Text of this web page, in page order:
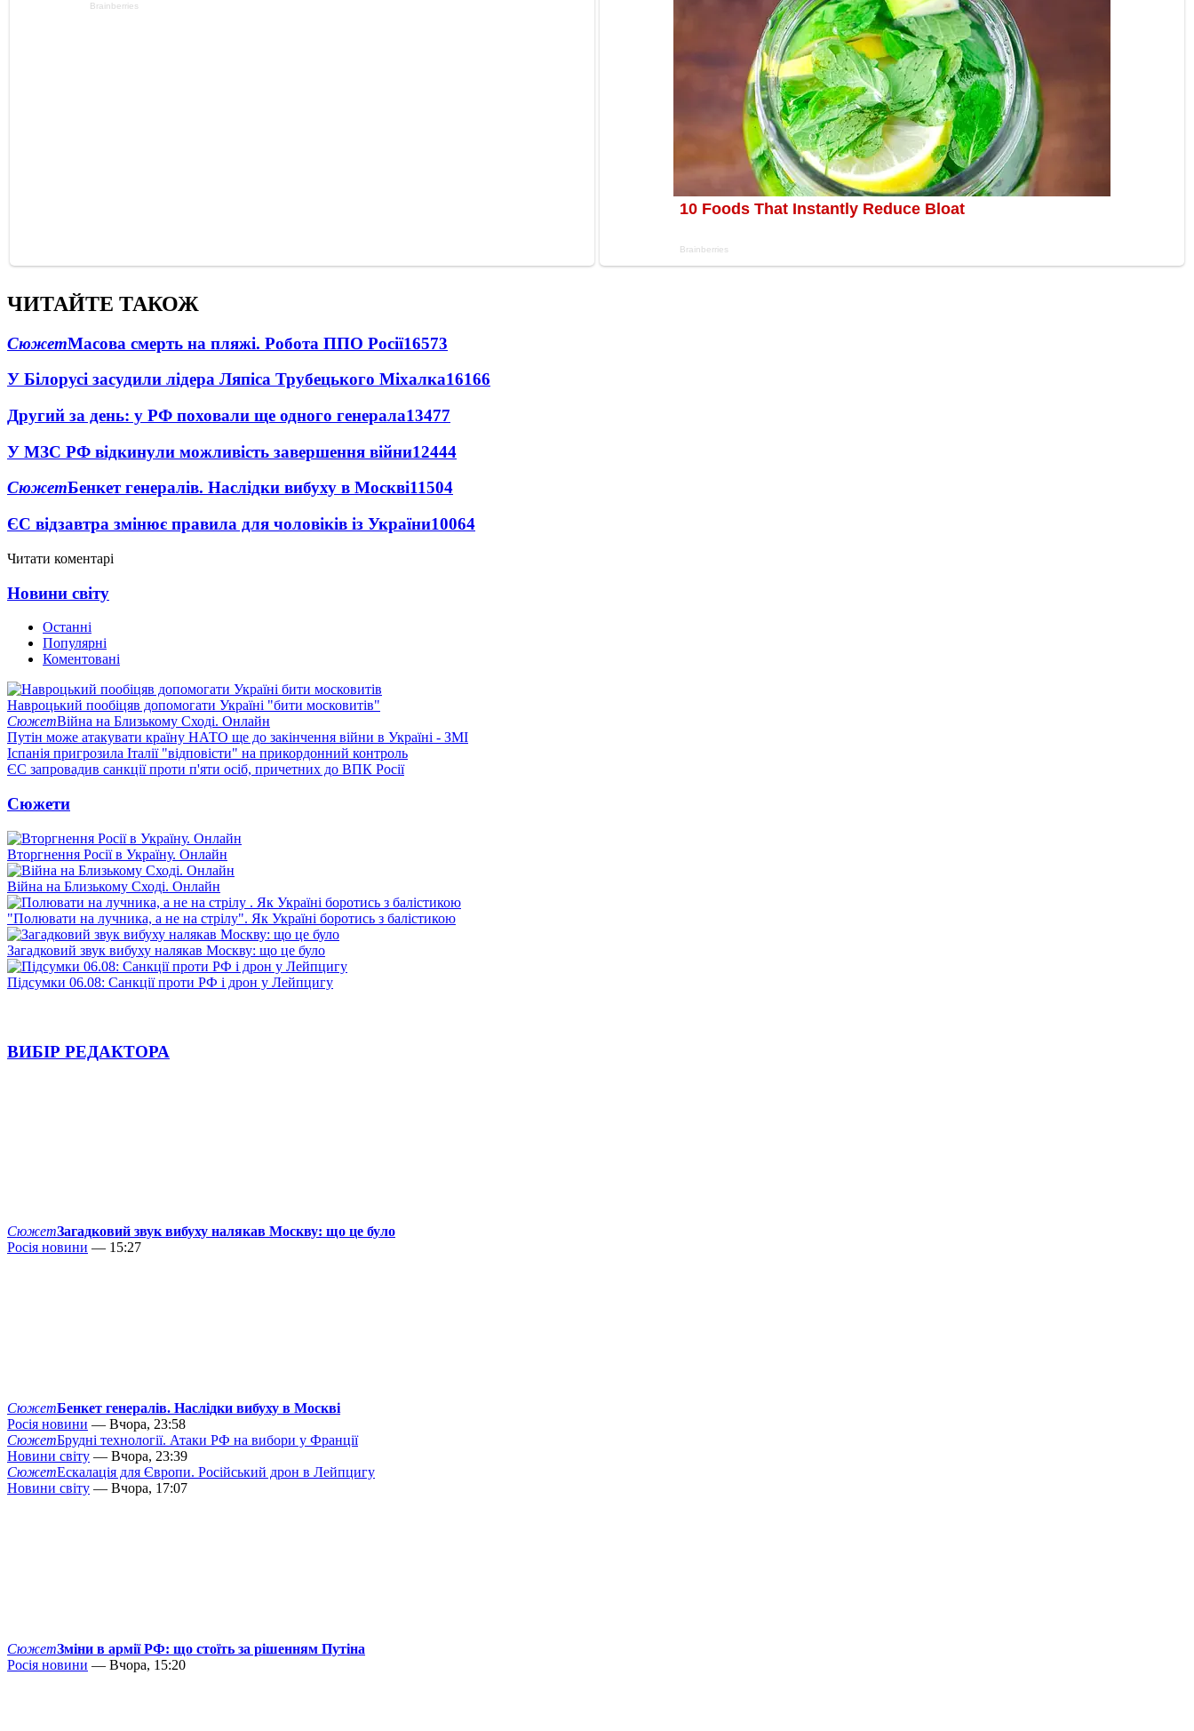
ЧИТАЙТЕ ТАКОЖ
СюжетМасова смерть на пляжі. Робота ППО Росії16573
У Білорусі засудили лідера Ляпіса Трубецького Міхалка16166
Другий за день: у РФ поховали ще одного генерала13477
У МЗС РФ відкинули можливість завершення війни12444
СюжетБенкет генералів. Наслідки вибуху в Москві11504
ЄС відзавтра змінює правила для чоловіків із України10064
Читати коментарі
Новини світу
Останні
Популярні
Коментовані
Навроцький пообіцяв допомогати Україні "бити московитів"
СюжетВійна на Близькому Сході. Онлайн
Путін може атакувати країну НАТО ще до закінчення війни в Україні - ЗМІ
Іспанія пригрозила Італії "відповісти" на прикордонний контроль
ЄС запровадив санкції проти п'яти осіб, причетних до ВПК Росії
Сюжети
Вторгнення Росії в Україну. Онлайн
Війна на Близькому Сході. Онлайн
"Полювати на лучника, а не на стрілу". Як Україні боротись з балістикою
Загадковий звук вибуху налякав Москву: що це було
Підсумки 06.08: Санкції проти РФ і дрон у Лейпцигу
ВИБІР РЕДАКТОРА
СюжетЗагадковий звук вибуху налякав Москву: що це було
Росія новини — 15:27
СюжетБенкет генералів. Наслідки вибуху в Москві
Росія новини — Вчора, 23:58
СюжетБрудні технології. Атаки РФ на вибори у Франції
Новини світу — Вчора, 23:39
СюжетЕскалація для Європи. Російський дрон в Лейпцигу
Новини світу — Вчора, 17:07
СюжетЗміни в армії РФ: що стоїть за рішенням Путіна
Росія новини — Вчора, 15:20